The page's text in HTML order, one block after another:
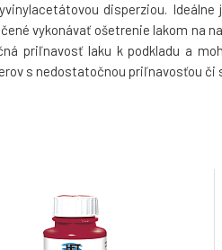
disperziou.
vykonávať ošetrenie lakom na
priľnavosť laku k podkladu a
s nedostatočnou priľnavosťou či